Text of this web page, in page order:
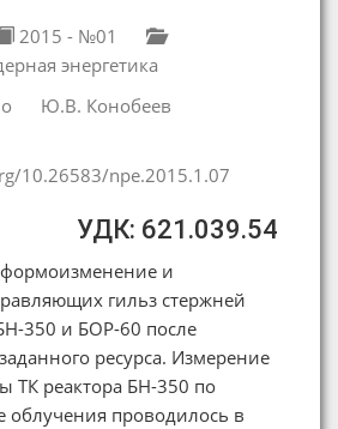
2015 - №01
энергетика
Ю.В. Конобеев
10.26583/npe.2015.1.07
УДК: 621.039.54
и
гильз стержней
350 и БОР-60 после
ресурса. Измерение
ТК реактора БН-350 по
облучения проводилось в